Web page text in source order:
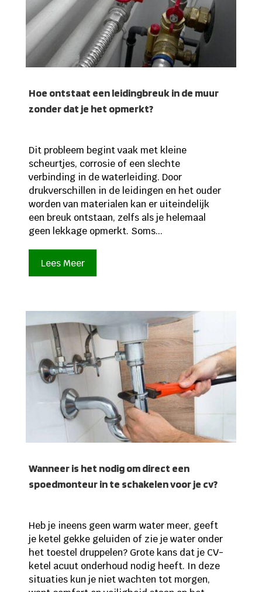
Hoe ontstaat een leidingbreuk in de muur
zonder dat je het opmerkt?
Dit probleem begint vaak met kleine
scheurtjes, corrosie of een slechte
verbinding in de waterleiding. Door
drukverschillen in de leidingen en het ouder
worden van materialen kan er uiteindelijk
een breuk ontstaan, zelfs als je helemaal
geen lekkage opmerkt. Soms...
Lees Meer
Wanneer is het nodig om direct een
spoedmonteur in te schakelen voor je cv?
Heb je ineens geen warm water meer, geeft
je ketel gekke geluiden of zie je water onder
het toestel druppelen? Grote kans dat je CV-
ketel acuut onderhoud nodig heeft. In deze
situaties kun je niet wachten tot morgen,